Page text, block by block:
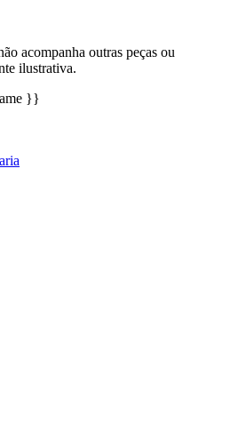
acompanha outras peças ou
ilustrativa.
}}